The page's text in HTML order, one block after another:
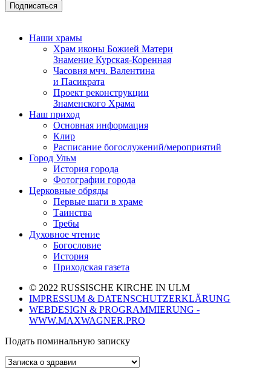
Наши храмы
Храм иконы Божией Матери
Знамение Курская-Коренная
Часовня мчч. Валентина
и Пасикрата
Проект реконструкции
Знаменского Храма
Наш приход
Основная информация
Клир
Расписание богослужений/мероприятий
Город Ульм
История города
Фотографии города
Церковные обряды
Первые шаги в храме
Таинства
Требы
Духовное чтение
Богословие
История
Приходская газета
© 2022 RUSSISCHE KIRCHE IN ULM
IMPRESSUM & DATENSCHUTZERKLÄRUNG
WEBDESIGN & PROGRAMMIERUNG -
WWW.MAXWAGNER.PRO
Подать поминальную записку